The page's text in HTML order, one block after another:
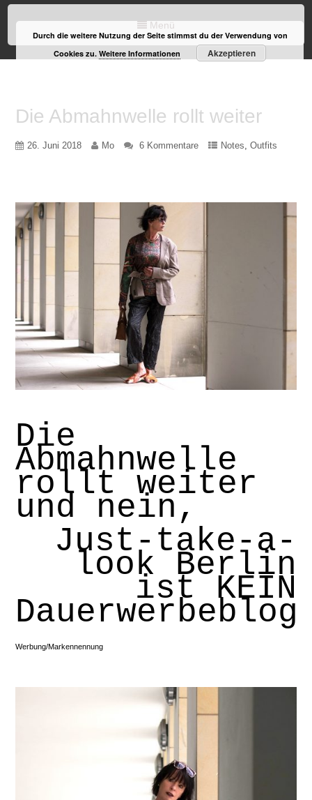
Menü
Die Abmahnwelle rollt weiter
26. Juni 2018 Mo 6 Kommentare Notes, Outfits
Die
Abmahnwelle
rollt weiter
und nein,
Just-take-a-
look Berlin
ist KEIN
Dauerwerbeblog
Werbung/Markennennung
Durch die weitere Nutzung der Seite stimmst du der Verwendung von
Cookies zu.Weitere Informationen Akzeptieren